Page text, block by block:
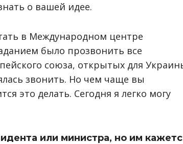
о вашей идее.
в Международном центре
было прозвонить все
союза, открытых для
звонить. Но чем чаще вы
это делать. Сегодня я легко могу
или министра, но им